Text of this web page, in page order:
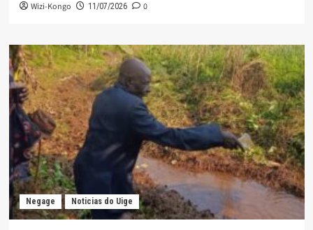
Wizi-Kongo 11/07/2026 0
Negage Noticias do Uige